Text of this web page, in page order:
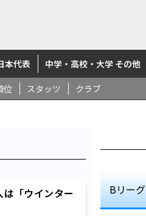
本代表 中学・高校・大学 その他
位 スタッツ
クラブ
「ウインター
Bリーグ